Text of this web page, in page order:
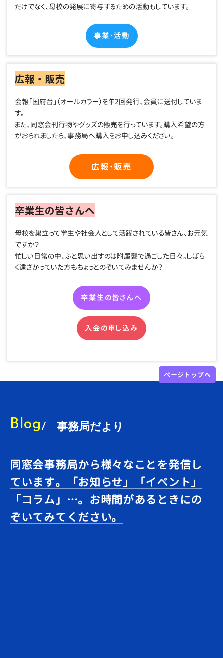
だけでなく、母校の発展に寄与するための活動もしています。
事業･活動
広報・販売
会報「国府台」（オールカラー）を年2回発行、会員に送付していま
す。
また、同窓会刊行物やグッズの販売を行っています。購入希望の方
がおられましたら、事務局へ購入をお申し込みください。
広報・販売
卒業生の皆さんへ
母校を巣立って学生や社会人として活躍されている皆さん、お元気
ですか？
忙しい日常の中、ふと思い出すのは附属聾で過ごした日々。しばら
く遠ざかっていた方もちょっとのぞいてみませんか？
卒業生の皆さんへ
入会の申し込み
ページトップへ
Blog/ 事務局だより
同窓会事務局から様々なことを発信し
ています。「お知らせ」「イベント」
「コラム」…。お時間があるときにの
ぞいてみてください。